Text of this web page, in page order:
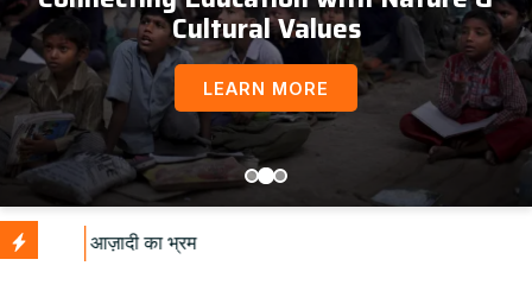
Cultural Values
LEARN MORE